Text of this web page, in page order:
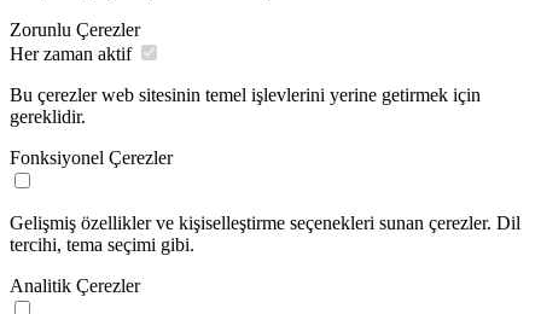
Zorunlu Çerezler
Her zaman aktif
Bu çerezler web sitesinin temel işlevlerini yerine getirmek için
gereklidir.
Fonksiyonel Çerezler
Gelişmiş özellikler ve kişiselleştirme seçenekleri sunan çerezler. Dil
tercihi, tema seçimi gibi.
Analitik Çerezler